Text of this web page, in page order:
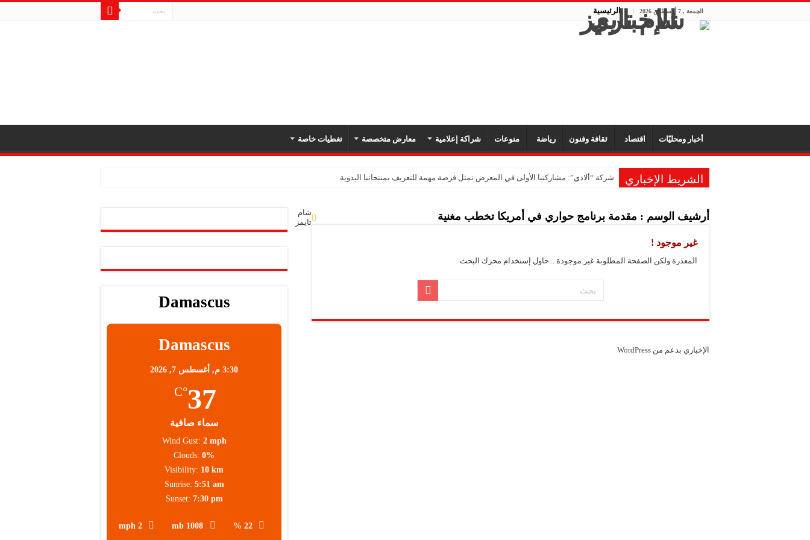
الجمعة , 7 أغسطس 2026 الرئيسية
أخبار ومحليّات اقتصاد ثقافة وفنون رياضة منوعات شراكة إعلامية معارض متخصصة تغطيات خاصة
الشريط الإخباري شركة “ألادي”: مشاركتنا الأولى في المعرض تمثل فرصة مهمة للتعريف بمنتجاتنا اليدوية
أرشيف الوسم : مقدمة برنامج حواري في أمريكا تخطب مغنية
غير موجود !
المعذرة ولكن الصفحة المطلوبة غير موجودة .. حاول إستخدام محرك البحث .
Damascus
Damascus
3:30 م, أغسطس 7, 2026
37
°C
سماء صافية
22 %
1008 mb
2 mph
Wind Gust: 2 mph
Clouds: 0%
Visibility: 10 km
Sunrise: 5:51 am
Sunset: 7:30 pm
شام
تايمز
الإخباري بدعم من WordPress